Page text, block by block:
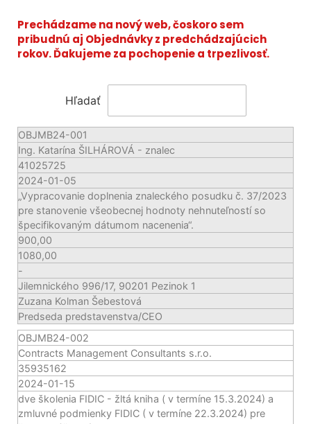
Prechádzame na nový web, čoskoro sem
pribudnú aj Objednávky z predchádzajúcich
rokov. Ďakujeme za pochopenie a trpezlivosť.
Hľadať
OBJMB24-001
Ing. Katarína ŠILHÁROVÁ - znalec
41025725
2024-01-05
„Vypracovanie doplnenia znaleckého posudku č. 37/2023
pre stanovenie všeobecnej hodnoty nehnuteľností so
špecifikovaným dátumom nacenenia“.
900,00
1080,00
-
Jilemnického 996/17, 90201 Pezinok 1
Zuzana Kolman Šebestová
Predseda predstavenstva/CEO
OBJMB24-002
Contracts Management Consultants s.r.o.
35935162
2024-01-15
dve školenia FIDIC - žltá kniha ( v termíne 15.3.2024) a
zmluvné podmienky FIDIC ( v termíne 22.3.2024) pre